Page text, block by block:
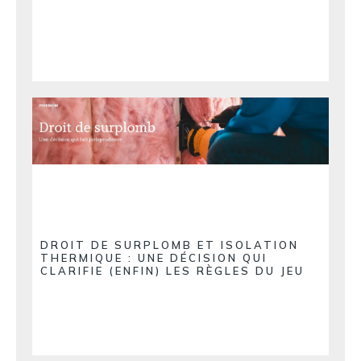
DROIT DE SURPLOMB ET ISOLATION
THERMIQUE : UNE DÉCISION QUI
CLARIFIE (ENFIN) LES RÈGLES DU JEU